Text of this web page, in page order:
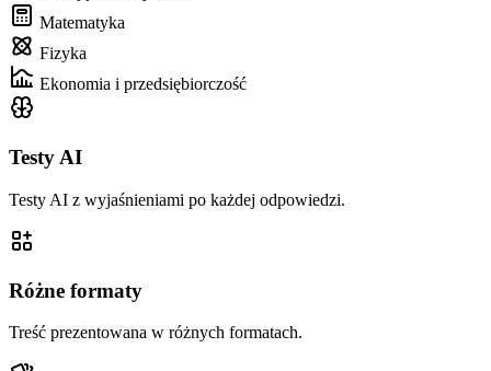
Matematyka
Fizyka
Ekonomia i przedsiębiorczość
Testy AI
Testy AI z wyjaśnieniami po każdej odpowiedzi.
Różne formaty
Treść prezentowana w różnych formatach.